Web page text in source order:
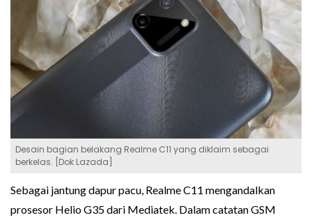
Desain bagian belakang Realme C11 yang diklaim sebagai
berkelas. [Dok Lazada]
Sebagai jantung dapur pacu, Realme C11 mengandalkan
prosesor Helio G35 dari Mediatek. Dalam catatan GSM